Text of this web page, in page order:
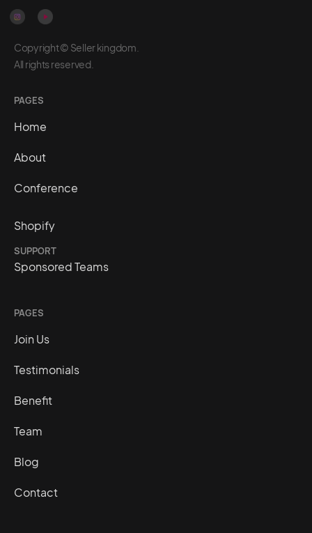
Copyright © Seller kingdom.
All rights reserved.
PAGES
Home
About
Conference
Shopify
SUPPORT
Sponsored Teams
PAGES
Join Us
Testimonials
Benefit
Team
Blog
Contact